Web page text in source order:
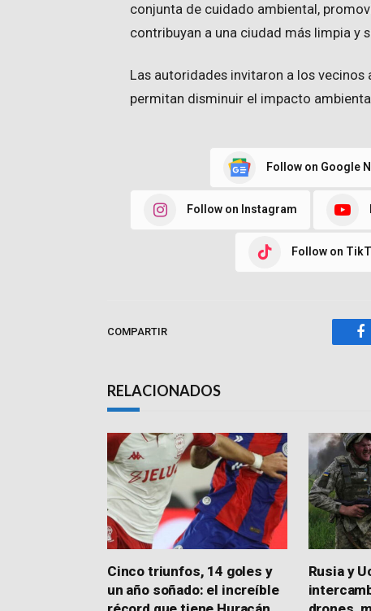
conjunta de cuidado ambiental,
contribuyan a una ciudad más limpia y
Las autoridades invitaron a los
permitan disminuir el impacto
Follow on Google
Follow on Instagram
Follow on
COMPARTIR
RELACIONADOS
Cinco triunfos, 14 goles y
un año soñado: el increíble
Rusia y